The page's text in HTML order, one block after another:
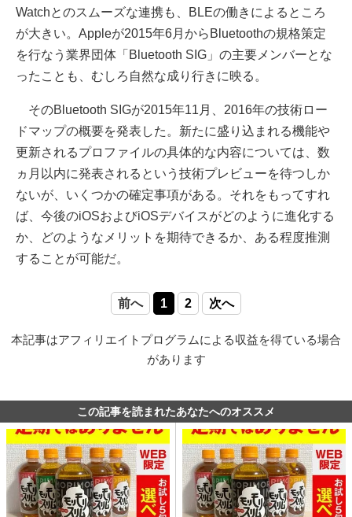
Watchとのスムーズな連携も、BLEの働きによるところ
が大きい。Appleが2015年6月からBluetoothの規格策定
を行なう業界団体「Bluetooth SIG」の主要メンバーとな
ったことも、むしろ自然な成り行きに映る。
そのBluetooth SIGが2015年11月、2016年の技術ロー
ドマップの概要を発表した。新たに盛り込まれる機能や
更新されるプロファイルの具体的な内容については、数
ヵ月以内に発表されるという技術プレビューを待つしか
ないが、いくつかの確定事項がある。それをもってすれ
ば、今後のiOSおよびiOSデバイスがどのように進化する
か、どのようなメリットを期待できるか、ある程度推測
することが可能だ。
前へ 1 2 次へ
本記事はアフィリエイトプログラムによる収益を得ている場合
があります
この記事を読まれたあなたへのオススメ